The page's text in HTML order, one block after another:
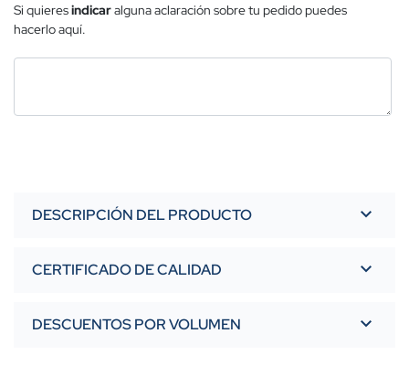
Si quieresindicaralguna aclaración sobre tu pedido puedes
hacerlo aquí.
DESCRIPCIÓN DEL PRODUCTO
CERTIFICADO DE CALIDAD
DESCUENTOS POR VOLUMEN